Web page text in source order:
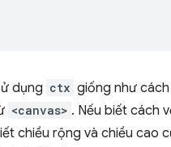
dụng ctx giống như
<canvas> . Nếu biết cách
chiều rộng và chiều cao